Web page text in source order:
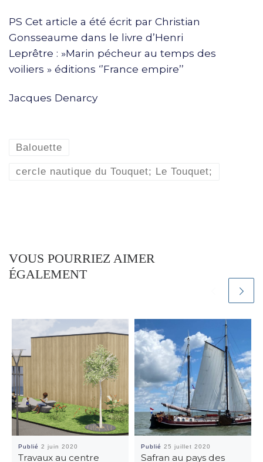
PS Cet article a été écrit par Christian
Gonsseaume dans le livre d’Henri
Leprêtre : »Marin pécheur au temps des
voiliers » éditions ‘’France empire’’
Jacques Denarcy
Balouette
cercle nautique du Touquet; Le Touquet;
VOUS POURRIEZ AIMER
ÉGALEMENT
Publié2 juin 2020
Travaux au centre
Publié25 juillet 2020
Safran au pays des